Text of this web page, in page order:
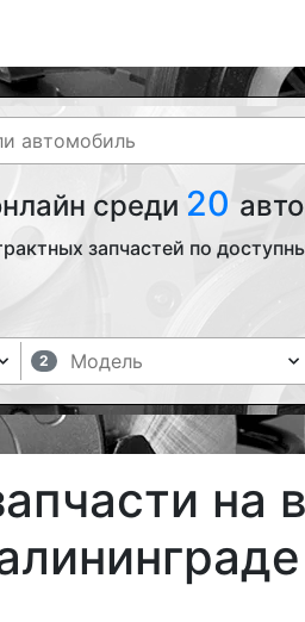
среди 20
запчастей по
2
на